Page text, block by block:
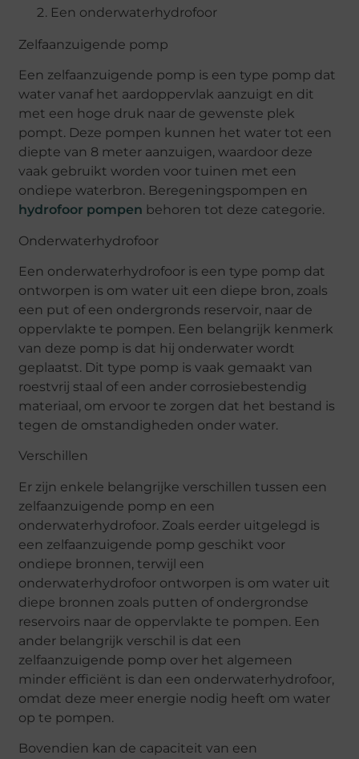
Een onderwaterhydrofoor
Zelfaanzuigende pomp
Een zelfaanzuigende pomp is een type pomp dat
water vanaf het aardoppervlak aanzuigt en dit
met een hoge druk naar de gewenste plek
pompt. Deze pompen kunnen het water tot een
diepte van 8 meter aanzuigen, waardoor deze
vaak gebruikt worden voor tuinen met een
ondiepe waterbron. Beregeningspompen en
hydrofoor pompen behoren tot deze categorie.
Onderwaterhydrofoor
Een onderwaterhydrofoor is een type pomp dat
ontworpen is om water uit een diepe bron, zoals
een put of een ondergronds reservoir, naar de
oppervlakte te pompen. Een belangrijk kenmerk
van deze pomp is dat hij onderwater wordt
geplaatst. Dit type pomp is vaak gemaakt van
roestvrij staal of een ander corrosiebestendig
materiaal, om ervoor te zorgen dat het bestand is
tegen de omstandigheden onder water.
Verschillen
Er zijn enkele belangrijke verschillen tussen een
zelfaanzuigende pomp en een
onderwaterhydrofoor. Zoals eerder uitgelegd is
een zelfaanzuigende pomp geschikt voor
ondiepe bronnen, terwijl een
onderwaterhydrofoor ontworpen is om water uit
diepe bronnen zoals putten of ondergrondse
reservoirs naar de oppervlakte te pompen. Een
ander belangrijk verschil is dat een
zelfaanzuigende pomp over het algemeen
minder efficiënt is dan een onderwaterhydrofoor,
omdat deze meer energie nodig heeft om water
op te pompen.
Bovendien kan de capaciteit van een